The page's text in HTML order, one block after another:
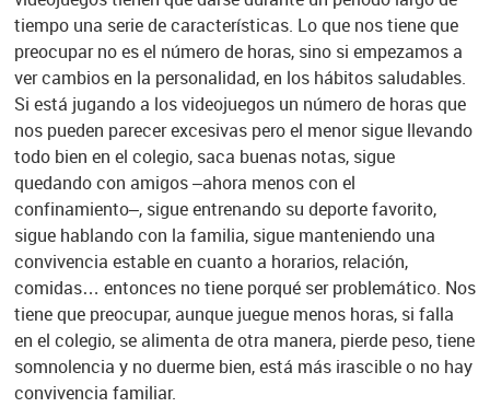
tiempo una serie de características. Lo que nos tiene que
preocupar no es el número de horas, sino si empezamos a
ver cambios en la personalidad, en los hábitos saludables.
Si está jugando a los videojuegos un número de horas que
nos pueden parecer excesivas pero el menor sigue llevando
todo bien en el colegio, saca buenas notas, sigue
quedando con amigos –ahora menos con el
confinamiento–, sigue entrenando su deporte favorito,
sigue hablando con la familia, sigue manteniendo una
convivencia estable en cuanto a horarios, relación,
comidas… entonces no tiene porqué ser problemático. Nos
tiene que preocupar, aunque juegue menos horas, si falla
en el colegio, se alimenta de otra manera, pierde peso, tiene
somnolencia y no duerme bien, está más irascible o no hay
convivencia familiar.